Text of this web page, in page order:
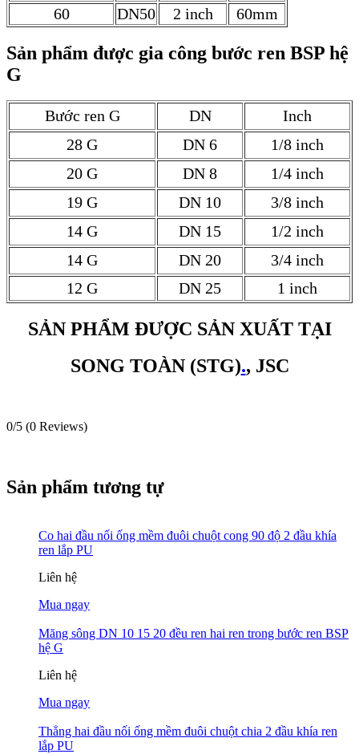
60
DN50 2 inch 60mm
Sản phẩm được gia công bước ren BSP hệ
G
Bước ren G DN
Inch
28 G
DN 6
1/8 inch
20 G
DN 8
1/4 inch
19 G
DN 10
3/8 inch
14 G
DN 15
1/2 inch
14 G
DN 20
3/4 inch
12 G
DN 25 1 inch
SẢN PHẨM ĐƯỢC SẢN XUẤT TẠI
SONG TOÀN (STG)., JSC
0/5 (0 Reviews)
Sản phẩm tương tự
Co hai đầu nối ống mềm đuôi chuột cong 90 độ 2 đầu khía
ren lắp PU
Liên hệ
Mua ngay
Măng sông DN 10 15 20 đều ren hai ren trong bước ren BSP
hệ G
Liên hệ
Mua ngay
Thẳng hai đầu nối ống mềm đuôi chuột chia 2 đầu khía ren
lắp PU